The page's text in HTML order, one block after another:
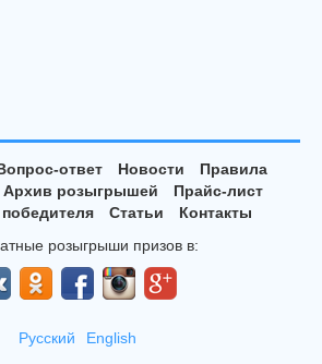
ответ Новости
Правила
Архив розыгрышей
Прайс-лист
Статьи
Контакты
розыгрыши призов в:
Русский English